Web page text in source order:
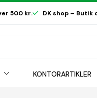
500 kr. DK shop – Butik
KONTORARTIKLER